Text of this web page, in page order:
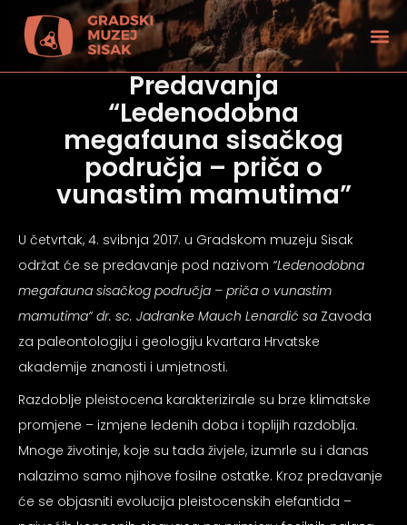
Predavanja
“Ledenodobna
megafauna sisačkog
područja – priča o
vunastim mamutima”
U četvrtak, 4. svibnja 2017. u Gradskom muzeju Sisak
održat će se predavanje pod nazivom “Ledenodobna
megafauna sisačkog područja – priča o vunastim
mamutima“ dr. sc. Jadranke Mauch Lenardić sa Zavoda
za paleontologiju i geologiju kvartara Hrvatske
akademije znanosti i umjetnosti.
Razdoblje pleistocena karakterizirale su brze klimatske
promjene – izmjene ledenih doba i toplijih razdoblja.
Mnoge životinje, koje su tada živjele, izumrle su i danas
nalazimo samo njihove fosilne ostatke. Kroz predavanje
će se objasniti evolucija pleistocenskih elefantida –
vida